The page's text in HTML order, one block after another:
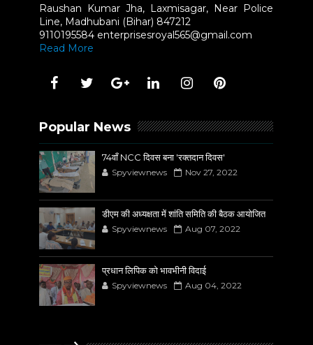
Raushan Kumar Jha, Laxmisagar, Near Police
Line, Madhubani (Bihar) 847212
9110195584 enterprisesroyal565@gmail.com
Read More
Popular News
74वाँ NCC दिवस बना 'रक्तदान दिवस'
Spyviewnews Nov 27, 2022
डीएम की अध्यक्षता में शांति समिति की बैठक आयोजित
Spyviewnews Aug 07, 2022
प्रधान लिपिक को भावभीनी विदाई
Spyviewnews Aug 04, 2022